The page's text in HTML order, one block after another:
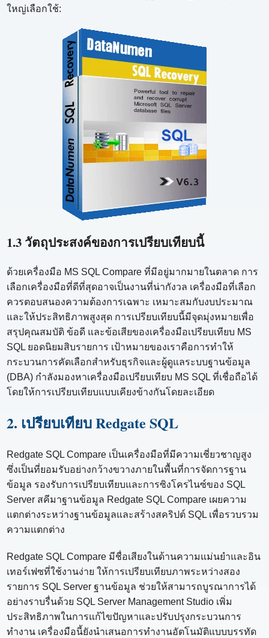
ใหญ่เลือกใช้:
1.3 วัตถุประสงค์ของการเปรียบเทียบนี้
ด้วยเครื่องมือ MS SQL Compare ที่มีอยู่มากมายในตลาด การ
เลือกเครื่องมือที่ดีที่สุดอาจเป็นงานที่น่ากังวล เครื่องมือที่เลือก
ควรตอบสนองความต้องการเฉพาะ เหมาะสมกับงบประมาณ
และให้ประสิทธิภาพสูงสุด การเปรียบเทียบนี้มีจุดมุ่งหมายเพื่อ
สรุปคุณสมบัติ ข้อดี และข้อเสียของเครื่องมือเปรียบเทียบ MS
SQL ยอดนิยมสิบรายการ เป้าหมายของเราคือการทำให้
กระบวนการคัดเลือกสำหรับธุรกิจและผู้ดูแลระบบฐานข้อมูล
(DBA) กำลังมองหาเครื่องมือเปรียบเทียบ MS SQL ที่เชื่อถือได้
โดยให้การเปรียบเทียบแบบเคียงข้างกันโดยละเอียด
2. เปรียบเทียบ Redgate SQL
Redgate SQL Compare เป็นเครื่องมือที่มีความเชี่ยวชาญสูง
ซึ่งเป็นที่ยอมรับอย่างกว้างขวางภายในพื้นที่การจัดการฐาน
ข้อมูล รองรับการเปรียบเทียบและการซิงโครไนซ์ของ SQL
Server สคีมาฐานข้อมูล Redgate SQL Compare เผยความ
แตกต่างระหว่างฐานข้อมูลและสร้างสคริปต์ SQL เพื่อรวบรวม
ความแตกต่าง
Redgate SQL Compare มีชื่อเสียงในด้านความแม่นยำและอิน
เทอร์เฟซที่ใช้งานง่าย ให้การเปรียบเทียบภาพระหว่างสอง
รายการ SQL Server ฐานข้อมูล ช่วยให้สามารถบูรณาการได้
อย่างราบรื่นด้วย SQL Server Management Studio เพิ่ม
ประสิทธิภาพในการแก้ไขปัญหาและปรับปรุงกระบวนการ
ทำงาน เครื่องมือนี้ยังนำเสนอการทำงานอัตโนมัติแบบบรรทัด